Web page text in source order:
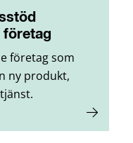
företag
företag som
ny produkt,